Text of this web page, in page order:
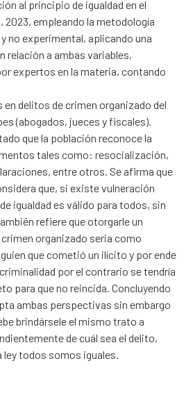
al principio de igualdad en el
empleando la metodología
no experimental, aplicando una
relación a ambas variables,
expertos en la materia, contando
delitos de crimen organizado del
(abogados, jueces y fiscales).
que la población reconoce la
tales como: resocialización,
entre otros. Se afirma que
que, si existe vulneración
igualdad es válido para todos, sin
refiere que otorgarle un
organizado seria como
que cometió un ilícito y por ende
por el contrario se tendría
para que no reincida. Concluyendo
ambas perspectivas sin embargo
brindársele el mismo trato a
de cuál sea el delito,
ley todos somos iguales.